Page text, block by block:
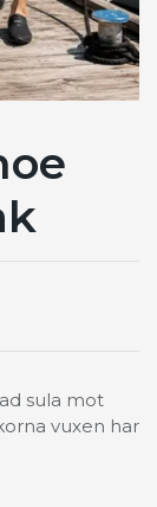
sula mot
vuxen har